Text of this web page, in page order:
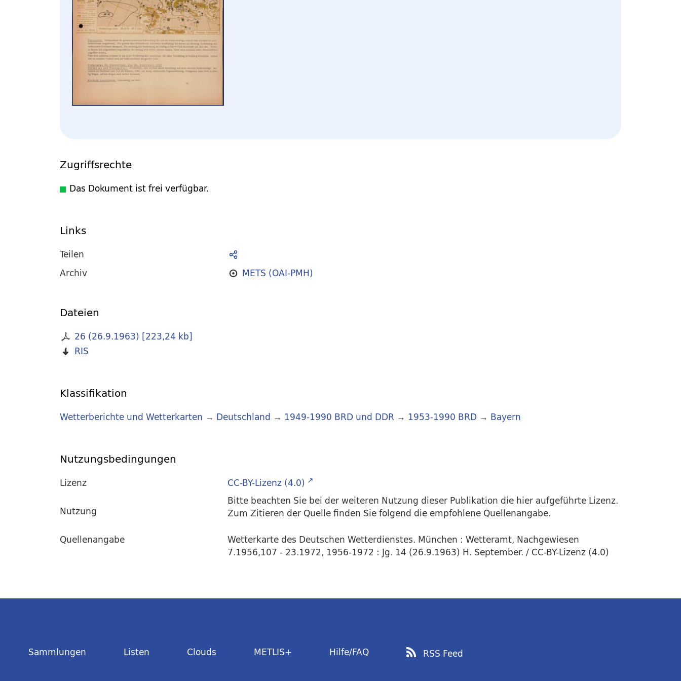
Zugriffsrechte
Das Dokument ist frei verfügbar.
Links
Teilen
Archiv
METS (OAI-PMH)
Dateien
26 (26.9.1963) [223,24 kb]
RIS
Klassifikation
Wetterberichte und Wetterkarten → Deutschland → 1949-1990 BRD und DDR → 1953-1990 BRD → Bayern
Nutzungsbedingungen
Lizenz
CC-BY-Lizenz (4.0)
Nutzung
Bitte beachten Sie bei der weiteren Nutzung dieser Publikation die hier aufgeführte Lizenz.
Zum Zitieren der Quelle finden Sie folgend die empfohlene Quellenangabe.
Quellenangabe
Wetterkarte des Deutschen Wetterdienstes. München : Wetteramt, Nachgewiesen
7.1956,107 - 23.1972, 1956-1972 : Jg. 14 (26.9.1963) H. September. / CC-BY-Lizenz (4.0)
Sammlungen Listen Clouds METLIS+ Hilfe/FAQ RSS Feed